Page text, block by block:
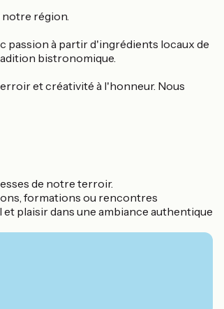
notre région.
passion à partir d'ingrédients locaux de
bistronomique.
et créativité à l'honneur. Nous
de notre terroir.
formations ou rencontres
plaisir dans une ambiance authentique